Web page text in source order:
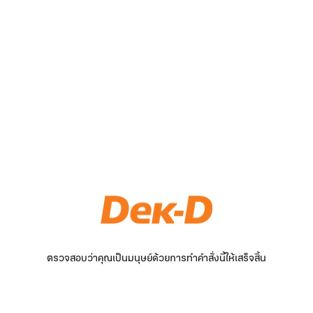
ตรวจสอบว่าคุณเป็นมนุษย์ด้วยการทำคำสั่งนี้ให้เสร็จสิ้น